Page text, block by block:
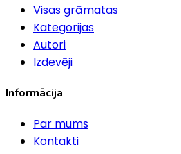
Visas grāmatas
Kategorijas
Autori
Izdevēji
Informācija
Par mums
Kontakti